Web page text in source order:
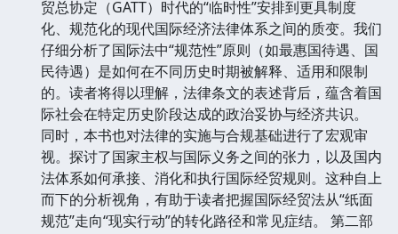
贸总协定（GATT）时代的“临时性”安排到更具制度
化、规范化的现代国际经济法律体系之间的质变。我们
仔细分析了国际法中“规范性”原则（如最惠国待遇、国
民待遇）是如何在不同历史时期被解释、适用和限制
的。读者将得以理解，法律条文的表述背后，蕴含着国
际社会在特定历史阶段达成的政治妥协与经济共识。
同时，本书也对法律的实施与合规基础进行了宏观审
视。探讨了国家主权与国际义务之间的张力，以及国内
法体系如何承接、消化和执行国际经贸规则。这种自上
而下的分析视角，有助于读者把握国际经贸法从“纸面
规范”走向“现实行动”的转化路径和常见症结。 第二部